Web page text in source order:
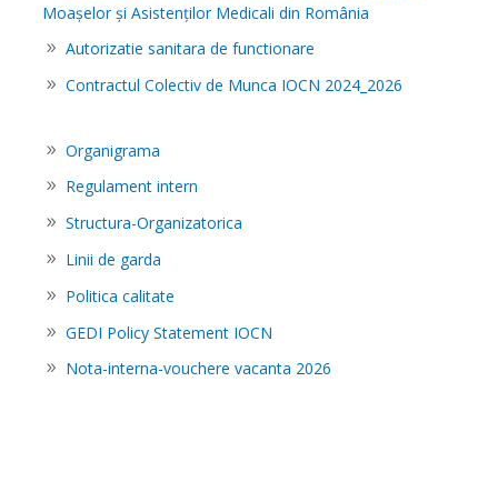
Moașelor și Asistenților Medicali din România
Autorizatie sanitara de functionare
Contractul Colectiv de Munca IOCN 2024_2026
Organigrama
Regulament intern
Structura-Organizatorica
Linii de garda
Politica calitate
GEDI Policy Statement IOCN
Nota-interna-vouchere vacanta 2026